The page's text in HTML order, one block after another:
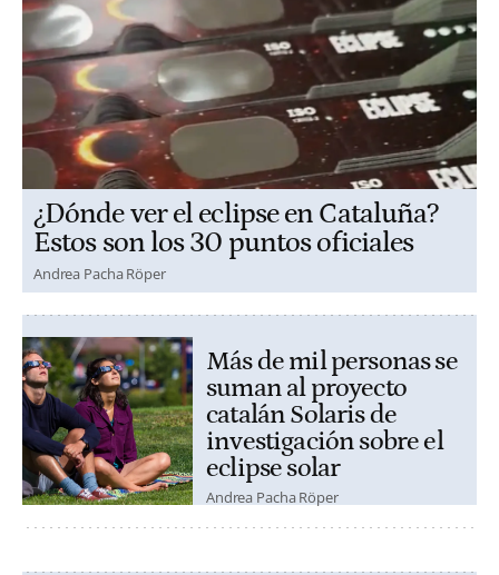
¿Dónde ver el eclipse en Cataluña?
Estos son los 30 puntos oficiales
Andrea Pacha Röper
Más de mil personas se
suman al proyecto
catalán Solaris de
investigación sobre el
eclipse solar
Andrea Pacha Röper